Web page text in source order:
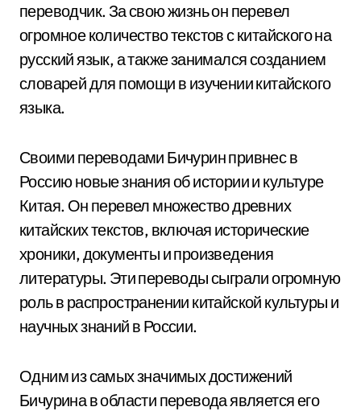
переводчик. За свою жизнь он перевел
огромное количество текстов с китайского на
русский язык, а также занимался созданием
словарей для помощи в изучении китайского
языка.
Своими переводами Бичурин привнес в
Россию новые знания об истории и культуре
Китая. Он перевел множество древних
китайских текстов, включая исторические
хроники, документы и произведения
литературы. Эти переводы сыграли огромную
роль в распространении китайской культуры и
научных знаний в России.
Одним из самых значимых достижений
Бичурина в области перевода является его